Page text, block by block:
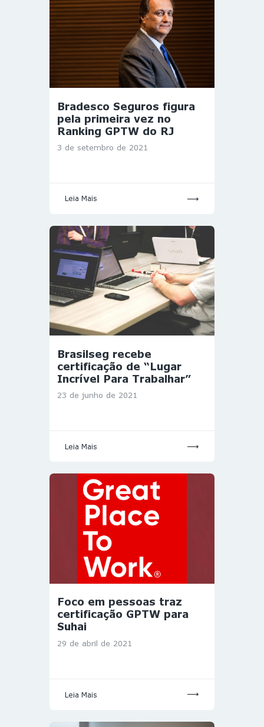
Bradesco Seguros figura
pela primeira vez no
Ranking GPTW do RJ
3 de setembro de 2021
Leia Mais
Brasilseg recebe
certificação de “Lugar
Incrível Para Trabalhar”
23 de junho de 2021
Leia Mais
Foco em pessoas traz
certificação GPTW para
Suhai
29 de abril de 2021
Leia Mais